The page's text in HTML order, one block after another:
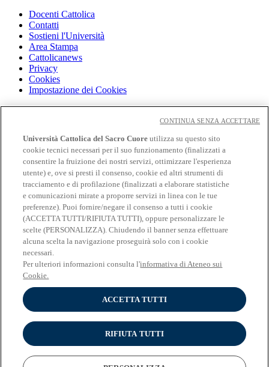
Docenti Cattolica
Contatti
Sostieni l'Università
Area Stampa
Cattolicanews
Privacy
Cookies
Impostazione dei Cookies
Cloudmail
OFF-CAMPUS
Intranet
Biblioteca
Librerie
Educatt
CV Online
Albo fornitori
Bandi e gare
Verifica Certificati
Seguici su
Università Cattolica del Sacro Cuore
© Università Cattolica del Sacro Cuore - Largo A. Gemelli 1, 20123
Università Cattolica del Sacro Cuore utilizza su questo sito
cookie tecnici necessari per il suo funzionamento (finalizzati a
consentire la fruizione dei nostri servizi, ottimizzare l'esperienza
utente) e, ove si presti il consenso, cookie ed altri strumenti di
tracciamento e di profilazione (finalizzati a elaborare statistiche
e comunicazioni mirate a proporre servizi in linea con le tue
preferenze). Puoi fornire/negare il consenso a tutti i cookie
(ACCETTA TUTTI/RIFIUTA TUTTI), oppure personalizzare le
scelte (PERSONALIZZA). Chiudendo il banner senza effettuare
alcuna scelta la navigazione proseguirà solo con i cookie
necessari.
Per ulteriori informazioni consulta l'informativa di Ateneo sui
Cookie.
ACCETTA TUTTI
RIFIUTA TUTTI
CONTINUA SENZA ACCETTARE